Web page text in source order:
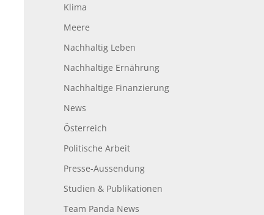
Klima
Meere
Nachhaltig Leben
Nachhaltige Ernährung
Nachhaltige Finanzierung
News
Österreich
Politische Arbeit
Presse-Aussendung
Studien & Publikationen
Team Panda News